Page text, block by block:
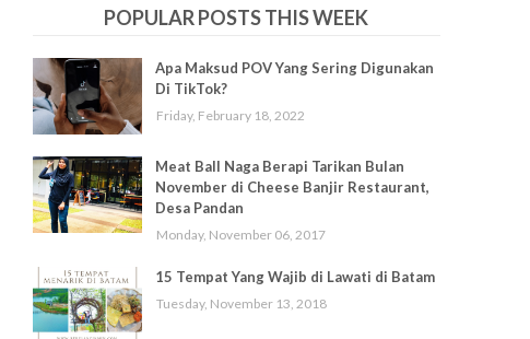
POPULAR POSTS THIS WEEK
Apa Maksud POV Yang Sering Digunakan
Di TikTok?
Friday, February 18, 2022
Meat Ball Naga Berapi Tarikan Bulan
November di Cheese Banjir Restaurant,
Desa Pandan
Monday, November 06, 2017
15 Tempat Yang Wajib di Lawati di Batam
Tuesday, November 13, 2018